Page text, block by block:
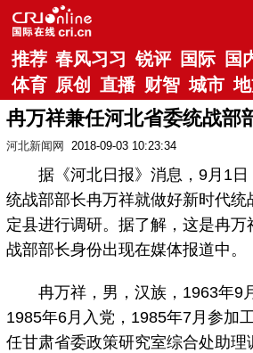
推荐 春风习习 锐评 国际 国
体育 原创 直播 财智 城市
冉万祥兼任河北省委统战部
河北新闻网 2018-09-03 10:23:34
据《河北日报》消息，9月1日
统战部部长冉万祥就做好新时代统
定县进行调研。据了解，这是冉
战部部长身份出现在媒体报道中。
冉万祥，男，汉族，1963年9月
1985年6月入党，1985年7月参加
任甘肃省委政策研究室综合处助